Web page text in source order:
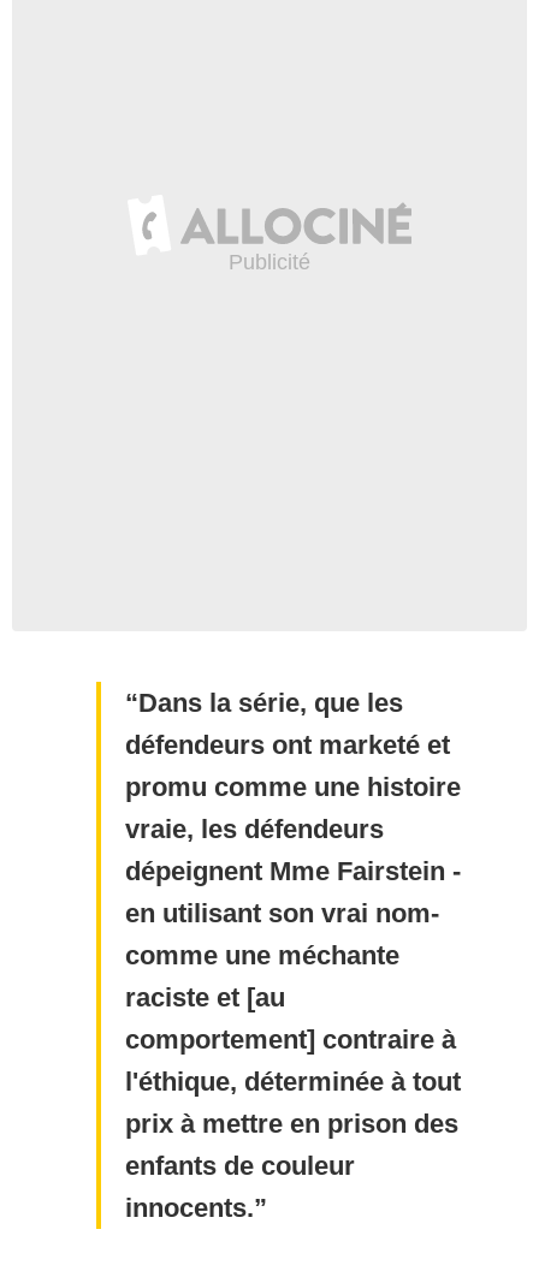
Dans la série, que les
défendeurs ont marketé et
promu comme une histoire
vraie, les défendeurs
dépeignent Mme Fairstein -
en utilisant son vrai nom-
comme une méchante
raciste et [au
comportement] contraire à
l'éthique, déterminée à tout
prix à mettre en prison des
enfants de couleur
innocents.